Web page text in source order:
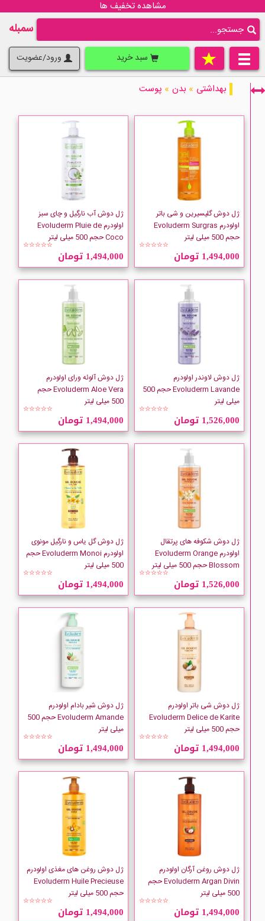
مشاهده تخفیف ها
سمبله
سبد خرید ورود/عضویت
فقط نمایش کالاهای موجود
Adessa
Adidas
AGRADO
ARDENE
ARM and HAMMER
ARRID
ATRAGIN
Autumn and May
Babaria
Bad Lab
Bath And Body Works
Bernard Cassiere
Bielenda
BIONSEN
Bio-Oil
BMS
BRUT
Cantu
Carex
CARLINA
Casanova
بهداشتی » بدن » پوست
ژل دوش گلیسیرین و شی باتر
اولودرم Evoluderm Surgras
حجم 500 میلی لیتر
☆☆☆☆☆
1,494,000 تومان
ژل دوش آب نارگیل و چای سبز
اولودرم Evoluderm Pluie de
Coco حجم 500 میلی لیتر
☆☆☆☆☆
1,494,000 تومان
ژل دوش لاوندر اولودرم
Evoluderm Lavande حجم 500
میلی لیتر
☆☆☆☆☆
1,526,000 تومان
ژل دوش آلوئه ورای اولودرم
Evoluderm Aloe Vera حجم
500 میلی لیتر
☆☆☆☆☆
1,494,000 تومان
ژل دوش شکوفه های پرتقال
اولودرم Evoluderm Orange
Blossom حجم 500 میلی لیتر
☆☆☆☆☆
1,526,000 تومان
ژل دوش گل یاس و نارگیل مونوی
اولودرم Evoluderm Monoi حجم
500 میلی لیتر
☆☆☆☆☆
1,494,000 تومان
ژل دوش شی باتر اولودرم
Evoluderm Delice de Karite
حجم 500 میلی لیتر
☆☆☆☆☆
1,494,000 تومان
ژل دوش شیر بادام اولودرم
Evoluderm Amande حجم 500
میلی لیتر
☆☆☆☆☆
1,494,000 تومان
ژل دوش روغن آرگان اولودرم
Evoluderm Argan Divin حجم
500 میلی لیتر
☆☆☆☆☆
1,494,000 تومان
ژل دوش روغن های مغذی اولودرم
Evoluderm Huile Precieuse
حجم 500 میلی لیتر
☆☆☆☆☆
1,494,000 تومان